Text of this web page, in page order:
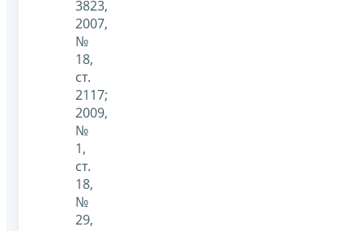
3823,
2007,
№
18,
ст.
2117;
2009,
№
1,
ст.
18,
№
29,